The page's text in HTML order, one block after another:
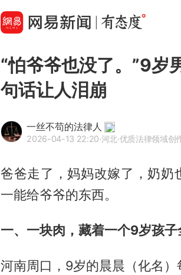
“怕爷爷也没了。”9岁
句话让人泪崩
一丝不苟的法律人
2026-04-13 22:20·河北·优质法律领域创
爸爸走了，妈妈改嫁了，奶奶
一能给爷爷的东西。
一、一块肉，藏着一个9岁孩
河南周口，9岁的晨晨（化名）